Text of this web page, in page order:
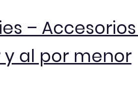
–
al por menor